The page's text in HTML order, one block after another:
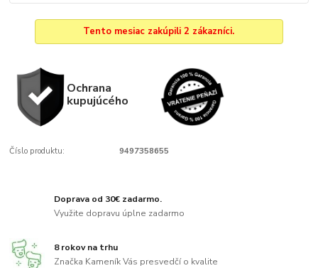
Tento mesiac zakúpili 2 zákazníci.
Ochrana
kupujúcého
Číslo produktu: 9497358655
Doprava od 30€ zadarmo.
Využite dopravu úplne zadarmo
8 rokov na trhu
Značka Kameník Vás presvedčí o kvalite